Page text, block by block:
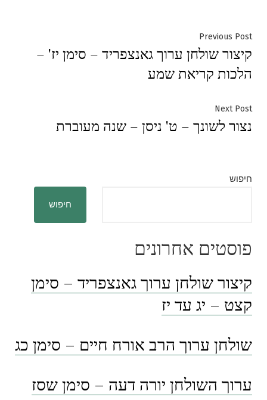
ניווט
Previous Post
post:
קיצור שולחן ערוך גאנצפריד – סימן יז' –
הלכות קריאת שמע
Next Post
post:
נצור לשונך – ט' ניסן – שנה מעוברת
חיפוש
חיפוש
פוסטים אחרונים
קיצור שולחן ערוך גאנצפריד – סימן
קצט – יג עד יז
שולחן ערוך הרב אורח חיים – סימן כג
ערוך השולחן יורה דעה – סימן שסז